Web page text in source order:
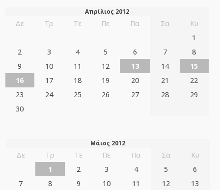
Απρίλιος 2012
Δε Τρ Τε Πε Πα Σα
Κυ
1
2
3 4 5 6 7
8
9
10 11 12 13 14
15
16
17 18 19 20 21
22
23
24 25 26 27 28
29
30
Μάιος 2012
Δε Τρ Τε Πε Πα Σα
Κυ
1
2 3 4 5
6
7
8 9 10 11 12
13